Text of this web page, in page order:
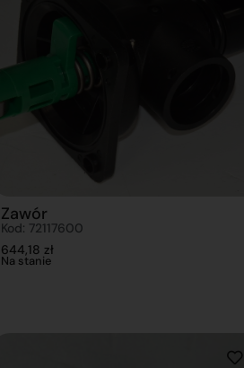
Zawór
Kod: 72117600
644,18 zł
Na stanie